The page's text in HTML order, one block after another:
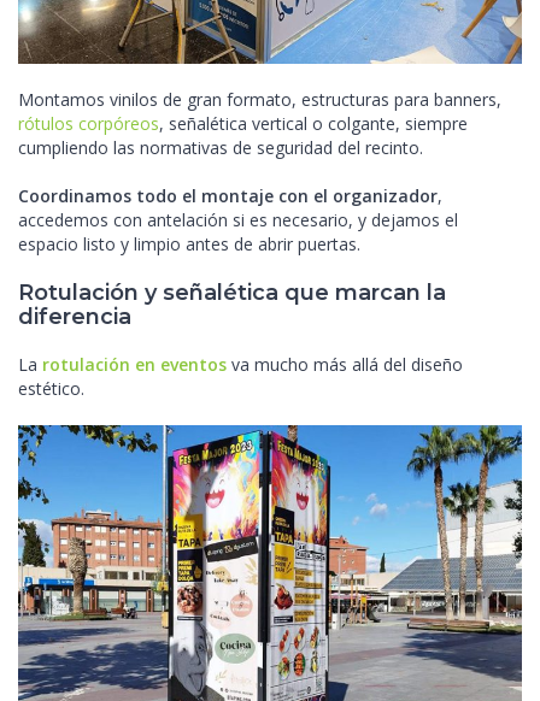
Montamos vinilos de gran formato, estructuras para banners,
rótulos corpóreos, señalética vertical o colgante, siempre
cumpliendo las normativas de seguridad del recinto.
Coordinamos todo el montaje con el organizador,
accedemos con antelación si es necesario, y dejamos el
espacio listo y limpio antes de abrir puertas.
Rotulación y señalética que marcan la
diferencia
La rotulación en eventos va mucho más allá del diseño
estético.